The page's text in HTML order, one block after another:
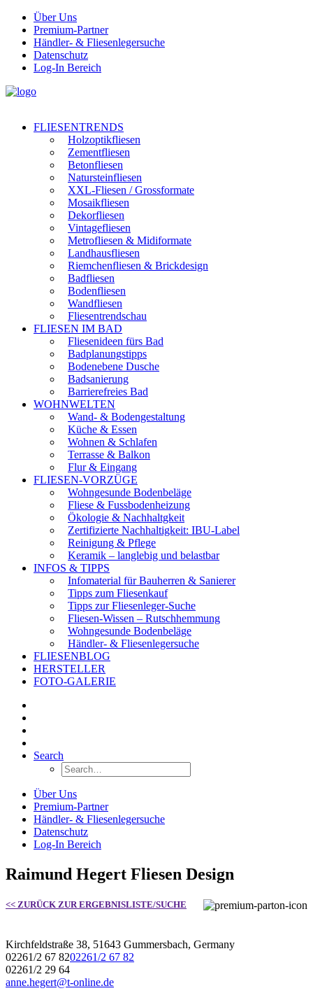
Über Uns
Premium-Partner
Händler- & Fliesenlegersuche
Datenschutz
Log-In Bereich
FLIESENTRENDS
Holzoptikfliesen
Zementfliesen
Betonfliesen
Natursteinfliesen
XXL-Fliesen / Grossformate
Mosaikfliesen
Dekorfliesen
Vintagefliesen
Metrofliesen & Midiformate
Landhausfliesen
Riemchenfliesen & Brickdesign
Badfliesen
Bodenfliesen
Wandfliesen
Fliesentrendschau
FLIESEN IM BAD
Fliesenideen fürs Bad
Badplanungstipps
Bodenebene Dusche
Badsanierung
Barrierefreies Bad
WOHNWELTEN
Wand- & Bodengestaltung
Küche & Essen
Wohnen & Schlafen
Terrasse & Balkon
Flur & Eingang
FLIESEN-VORZÜGE
Wohngesunde Bodenbeläge
Fliese & Fussbodenheizung
Ökologie & Nachhaltgkeit
Zertifizierte Nachhaltigkeit: IBU-Label
Reinigung & Pflege
Keramik – langlebig und belastbar
INFOS & TIPPS
Infomaterial für Bauherren & Sanierer
Tipps zum Fliesenkauf
Tipps zur Fliesenleger-Suche
Fliesen-Wissen – Rutschhemmung
Wohngesunde Bodenbeläge
Händler- & Fliesenlegersuche
FLIESENBLOG
HERSTELLER
FOTO-GALERIE
Search
Über Uns
Premium-Partner
Händler- & Fliesenlegersuche
Datenschutz
Log-In Bereich
Raimund Hegert Fliesen Design
<< ZURÜCK ZUR ERGEBNISLISTE/SUCHE
Kirchfeldstraße 38, 51643 Gummersbach, Germany
02261/2 67 8202261/2 67 82
02261/2 29 64
anne.hegert@t-online.de